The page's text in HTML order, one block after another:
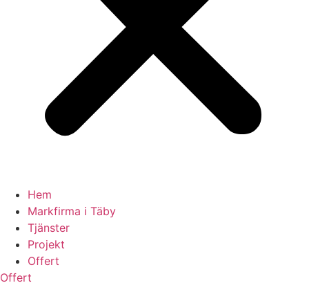
Hem
Markfirma i Täby
Tjänster
Projekt
Offert
Offert